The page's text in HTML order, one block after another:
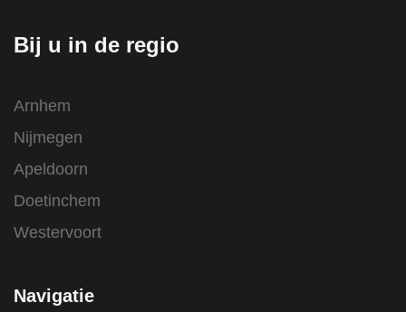
Bij u in de regio
Arnhem
Nijmegen
Apeldoorn
Doetinchem
Westervoort
Navigatie